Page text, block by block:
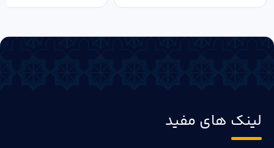
لینک های مفید